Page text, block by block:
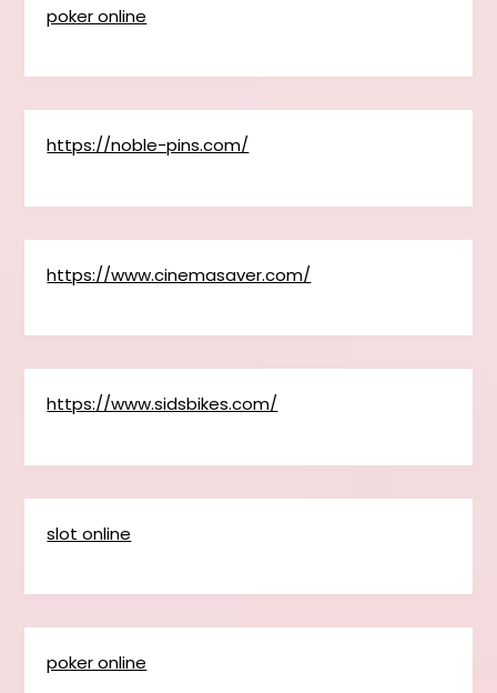
poker online
https://noble-pins.com/
https://www.cinemasaver.com/
https://www.sidsbikes.com/
slot online
poker online